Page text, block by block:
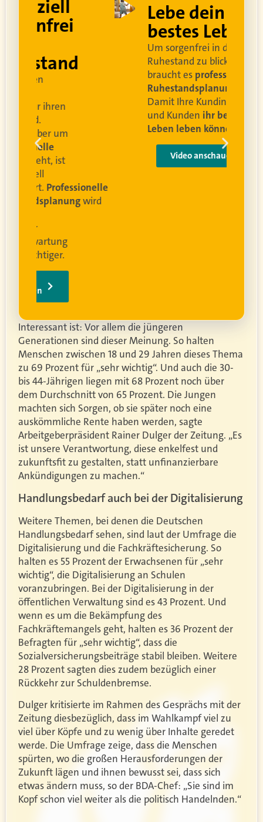
wird
Lebe dein
bestes Leben
Um sorgenfrei in den
Ruhestand zu blicken,
professionelle
Ruhestandsplanung.
Damit Ihre Kundinnen
ihr bestes
Leben leben können.
Video anschauen
Interessant ist: Vor allem die jüngeren
Generationen sind dieser Meinung. So halten
Menschen zwischen 18 und 29 Jahren dieses Thema
zu 69 Prozent für „sehr wichtig“. Und auch die 30-
bis 44-Jährigen liegen mit 68 Prozent noch über
dem Durchschnitt von 65 Prozent. Die Jungen
machten sich Sorgen, ob sie später noch eine
auskömmliche Rente haben werden, sagte
Arbeitgeberpräsident Rainer Dulger der Zeitung. „Es
ist unsere Verantwortung, diese enkelfest und
zukunftsfit zu gestalten, statt unfinanzierbare
Ankündigungen zu machen.“
Handlungsbedarf auch bei der Digitalisierung
Weitere Themen, bei denen die Deutschen
Handlungsbedarf sehen, sind laut der Umfrage die
Digitalisierung und die Fachkräftesicherung. So
halten es 55 Prozent der Erwachsenen für „sehr
wichtig“, die Digitalisierung an Schulen
voranzubringen. Bei der Digitalisierung in der
öffentlichen Verwaltung sind es 43 Prozent. Und
wenn es um die Bekämpfung des
Fachkräftemangels geht, halten es 36 Prozent der
Befragten für „sehr wichtig“, dass die
Sozialversicherungsbeiträge stabil bleiben. Weitere
28 Prozent sagten dies zudem bezüglich einer
Rückkehr zur Schuldenbremse.
Dulger kritisierte im Rahmen des Gesprächs mit der
Zeitung diesbezüglich, dass im Wahlkampf viel zu
viel über Köpfe und zu wenig über Inhalte geredet
werde. Die Umfrage zeige, dass die Menschen
spürten, wo die großen Herausforderungen der
Zukunft lägen und ihnen bewusst sei, dass sich
etwas ändern muss, so der BDA-Chef: „Sie sind im
Kopf schon viel weiter als die politisch Handelnden.“